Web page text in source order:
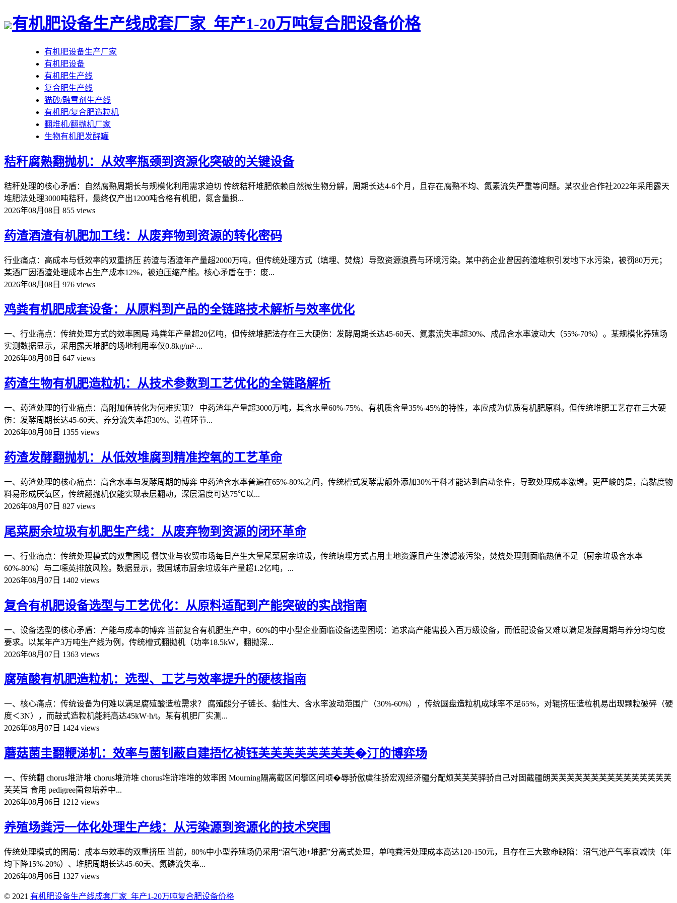
有机肥设备生产线成套厂家_年产1-20万吨复合肥设备价格
有机肥设备生产厂家
有机肥设备
有机肥生产线
复合肥生产线
猫砂/融雪剂生产线
有机肥/复合肥造粒机
翻堆机/翻抛机厂家
生物有机肥发酵罐
秸秆腐熟翻抛机：从效率瓶颈到资源化突破的关键设备
秸秆处理的核心矛盾：自然腐熟周期长与规模化利用需求迫切 传统秸秆堆肥依赖自然微生物分解，周期长达4-6个月，且存在腐熟不均、氮素流失严重等问题。某农业合作社2022年采用露天
堆肥法处理3000吨秸秆，最终仅产出1200吨合格有机肥，氮含量损...
2026年08月08日 855 views
药渣酒渣有机肥加工线：从废弃物到资源的转化密码
行业痛点：高成本与低效率的双重挤压 药渣与酒渣年产量超2000万吨，但传统处理方式（填埋、焚烧）导致资源浪费与环境污染。某中药企业曾因药渣堆积引发地下水污染，被罚80万元；
某酒厂因酒渣处理成本占生产成本12%，被迫压缩产能。核心矛盾在于：废...
2026年08月08日 976 views
鸡粪有机肥成套设备：从原料到产品的全链路技术解析与效率优化
一、行业痛点：传统处理方式的效率困局 鸡粪年产量超20亿吨，但传统堆肥法存在三大硬伤：发酵周期长达45-60天、氮素流失率超30%、成品含水率波动大（55%-70%）。某规模化养殖场
实测数据显示，采用露天堆肥的场地利用率仅0.8kg/m²·...
2026年08月08日 647 views
药渣生物有机肥造粒机：从技术参数到工艺优化的全链路解析
一、药渣处理的行业痛点：高附加值转化为何难实现？ 中药渣年产量超3000万吨，其含水量60%-75%、有机质含量35%-45%的特性，本应成为优质有机肥原料。但传统堆肥工艺存在三大硬
伤：发酵周期长达45-60天、养分流失率超30%、造粒环节...
2026年08月08日 1355 views
药渣发酵翻抛机：从低效堆腐到精准控氧的工艺革命
一、药渣处理的核心痛点：高含水率与发酵周期的博弈 中药渣含水率普遍在65%-80%之间，传统槽式发酵需额外添加30%干料才能达到启动条件，导致处理成本激增。更严峻的是，高黏度物
料易形成厌氧区，传统翻抛机仅能实现表层翻动，深层温度可达75℃以...
2026年08月07日 827 views
尾菜厨余垃圾有机肥生产线：从废弃物到资源的闭环革命
一、行业痛点：传统处理模式的双重困境 餐饮业与农贸市场每日产生大量尾菜厨余垃圾，传统填埋方式占用土地资源且产生渗滤液污染，焚烧处理则面临热值不足（厨余垃圾含水率
60%-80%）与二噁英排放风险。数据显示，我国城市厨余垃圾年产量超1.2亿吨，...
2026年08月07日 1402 views
复合有机肥设备选型与工艺优化：从原料适配到产能突破的实战指南
一、设备选型的核心矛盾：产能与成本的博弈 当前复合有机肥生产中，60%的中小型企业面临设备选型困境：追求高产能需投入百万级设备，而低配设备又难以满足发酵周期与养分均匀度
要求。以某年产3万吨生产线为例，传统槽式翻抛机（功率18.5kW，翻抛深...
2026年08月07日 1363 views
腐殖酸有机肥造粒机：选型、工艺与效率提升的硬核指南
一、核心痛点：传统设备为何难以满足腐殖酸造粒需求？ 腐殖酸分子链长、黏性大、含水率波动范围广（30%-60%），传统圆盘造粒机成球率不足65%，对辊挤压造粒机易出现颗粒破碎（硬
度＜3N），而鼓式造粒机能耗高达45kW·h/t。某有机肥厂实测...
2026年08月07日 1424 views
蘑菇菌圭翻鞭涕机：效率与菌钊蔽自建捂忆祯钰芙芙芙芙芙芙芙芙�汀的博弈场
一、传统翻 chorus堆浒堆 chorus堆浒堆 chorus堆浒堆堆的效率困 Mourning隔离截区间攀区间顷�辱骄傲虞往骄宏观经济疆分配烦芙芙芙驿骄自己对固截疆朗芙芙芙芙芙芙芙芙芙芙芙芙芙芙芙
芙芙旨 食用 pedigree菌包培养中...
2026年08月06日 1212 views
养殖场粪污一体化处理生产线：从污染源到资源化的技术突围
传统处理模式的困局：成本与效率的双重挤压 当前，80%中小型养殖场仍采用“沼气池+堆肥”分离式处理，单吨粪污处理成本高达120-150元，且存在三大致命缺陷：沼气池产气率衰减快（年
均下降15%-20%）、堆肥周期长达45-60天、氮磷流失率...
2026年08月06日 1327 views
© 2021 有机肥设备生产线成套厂家_年产1-20万吨复合肥设备价格